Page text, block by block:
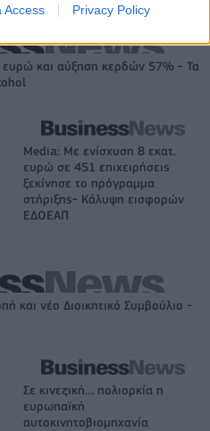
Access Privacy Policy
ευρώ και αύξηση κερδών 57% - Τα
Media: Με ενίσχυση 8 εκατ.
ευρώ σε 451 επιχειρήσεις
ξεκίνησε το πρόγραμμα
στήριξης- Κάλυψη εισφορών
ΕΔΟΕΑΠ
και νέο Διοικητικό Συμβούλιο -
Σε κινεζική… πολιορκία η
ευρωπαϊκή
αυτοκινητοβιομηχανία